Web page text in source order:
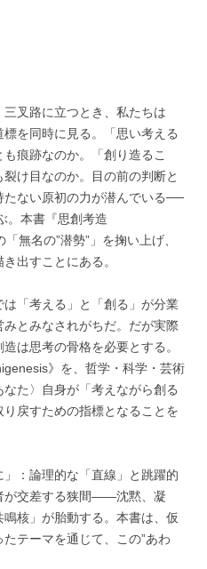
三叉路に立つとき、私たちは
標を同時に見る。「思い考える
痕跡なのか。「創り造るこ
け目なのか。目の前の判断と
たない原初の力が潜んでいる──
。本書『思創考造
無名の”潜勢”」を掬い上げ、
出すことにある。
は「考える」と「創る」が分業
とみなされがちだ。だが実際
は思考の骨格を必要とする。
》を、哲学・科学・芸術
た〉自身が「考えながら創る
戻すための指標となることを
」：論理的な「直線」と跳躍的
が交差する狭間――沈黙、凝
核」が胎動する。本書は、仮
テーマを通じて、この”あわ